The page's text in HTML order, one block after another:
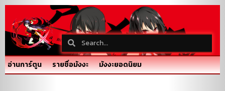
อ่านการ์ตูน รายชื่อมังงะ มังงะยอดนิยม